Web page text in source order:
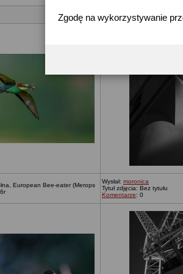
Zgodę na wykorzystywanie
European Bee-eater (Merops
Wysłał: moronica
Tytuł zdjęcia: Bez tytułu
Komentarze: 0